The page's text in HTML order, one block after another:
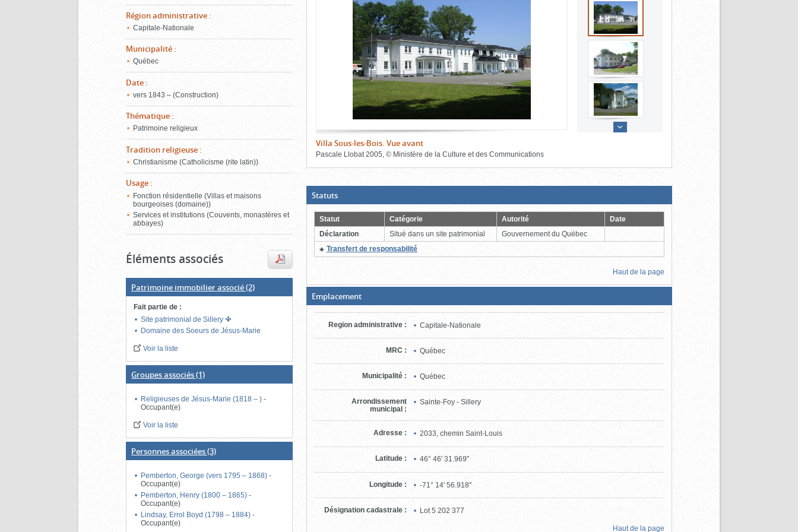
Région administrative :
Capitale-Nationale
Municipalité :
Québec
Date :
vers 1843 – (Construction)
Thématique :
Patrimoine religieux
Tradition religieuse :
Christianisme (Catholicisme (rite latin))
Usage :
Fonction résidentielle (Villas et maisons
bourgeoises (domaine))
Services et institutions (Couvents, monastères et
abbayes)
Éléments associés
Patrimoine immobilier associé(2)
Fait partie de :
Site patrimonial de Sillery
Domaine des Soeurs de Jésus-Marie
Voir la liste
Groupes associés(1)
Religieuses de Jésus-Marie (1818 – )-
Occupant(e)
Voir la liste
Personnes associées(3)
Pemberton, George (vers 1795 – 1868)-
Occupant(e)
Pemberton, Henry (1800 – 1865)-
Occupant(e)
Lindsay, Errol Boyd (1798 – 1884)-
Occupant(e)
contenu)
le
contenu)
l'onglet
Images
Villa Sous-les-Bois. Vue avant
Pascale Llobat 2005 © Ministère de la Culture et des Communications
bloc
d'onglets
Statuts(Boite
ouverte,
cliquer
pour
fermer)
Statut Catégorie Autorité
Date
Déclaration
Situé dans un site patrimonial
Gouvernement du Québec
Transfert de responsabilité(Cliquer
pour
Haut de la page
Emplacement(Boite
ouverte,
cliquer
pour
fermer)
Region administrative : Capitale-Nationale
MRC : Québec
Municipalité : Québec
Arrondissement
municipal :
Sainte-Foy - Sillery
Adresse : 2033, chemin Saint-Louis
Latitude : 46° 46' 31.969"
Longitude : -71° 14' 56.918"
Désignation cadastrale : Lot 5 202 377
Haut de la page